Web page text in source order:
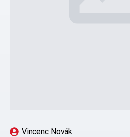
Vincenc Novák